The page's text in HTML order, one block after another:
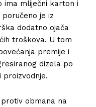
ima mliječni karton i
je iz
dodatno ojača
troškova. U tom
premije i
dizela po
proizvodnje.
obmana na